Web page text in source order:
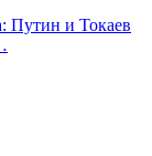
Путин и Токаев